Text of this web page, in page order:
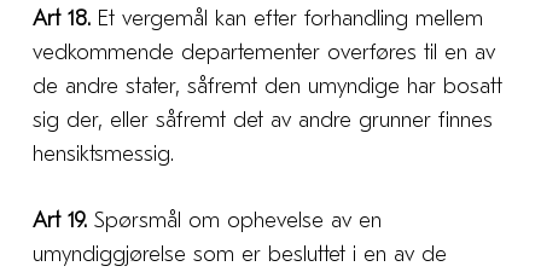
Art 18.Et vergemål kan efter forhandling mellem
vedkommende departementer overføres til en av
de andre stater, såfremt den umyndige har bosatt
sig der, eller såfremt det av andre grunner finnes
hensiktsmessig.
Art 19.Spørsmål om ophevelse av en
umyndiggjørelse som er besluttet i en av de